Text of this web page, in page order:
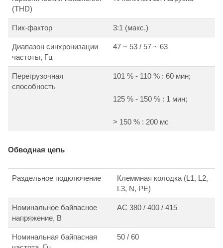
(THD)
Пик-фактор 3:1 (макс.)
Диапазон синхронизации
частоты, Гц
47 ~ 53 / 57 ~ 63
Перегрузочная
способность
101 % - 110 % : 60 мин;
125 % - 150 % : 1 мин;
> 150 % : 200 мс
Обводная цепь
Раздельное подключение
Клеммная колодка (L1, L2,
L3, N, PE)
Номинальное байпасное
напряжение, В
АС 380 / 400 / 415
Номинальная байпасная
50 / 60